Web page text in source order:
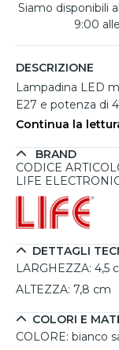
Siamo disponibili
9:00
DESCRIZIONE
Lampadina LED
E27 e potenza di
e accogliente in
luminoso di 470
perfetta per
320°. La finitura
tocco moderno ed
ambienti. Non
una durata media
energetico e
frequenti.
Continua la
BRAND
CODICE
LIFE
DETTAGLI
LARGHEZZA: 4,5
ALTEZZA: 7,8 cm
COLORI E
COLORE: bianco